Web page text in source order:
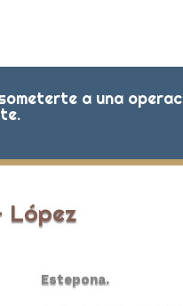
a una
López
Estepona.